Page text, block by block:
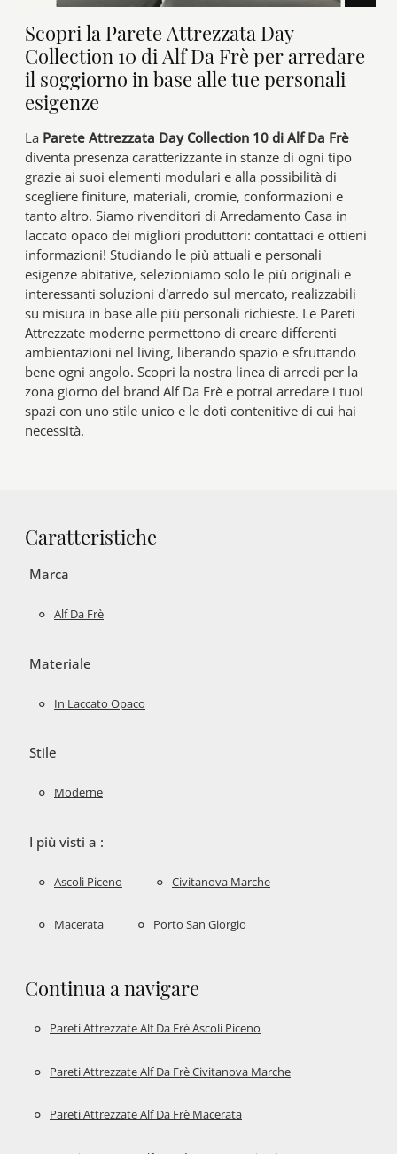
Scopri la Parete Attrezzata Day
Collection 10 di Alf Da Frè per arredare
il soggiorno in base alle tue personali
esigenze
La Parete Attrezzata Day Collection 10 di Alf Da Frè
diventa presenza caratterizzante in stanze di ogni tipo
grazie ai suoi elementi modulari e alla possibilità di
scegliere finiture, materiali, cromie, conformazioni e
tanto altro. Siamo rivenditori di Arredamento Casa in
laccato opaco dei migliori produttori: contattaci e ottieni
informazioni! Studiando le più attuali e personali
esigenze abitative, selezioniamo solo le più originali e
interessanti soluzioni d’arredo sul mercato, realizzabili
su misura in base alle più personali richieste. Le Pareti
Attrezzate moderne permettono di creare differenti
ambientazioni nel living, liberando spazio e sfruttando
bene ogni angolo. Scopri la nostra linea di arredi per la
zona giorno del brand Alf Da Frè e potrai arredare i tuoi
spazi con uno stile unico e le doti contenitive di cui hai
necessità.
Caratteristiche
Marca
Alf Da Frè
Materiale
In Laccato Opaco
Stile
Moderne
I più visti a :
Ascoli Piceno Civitanova Marche
Macerata Porto San Giorgio
Continua a navigare
Pareti Attrezzate Alf Da Frè Ascoli Piceno
Pareti Attrezzate Alf Da Frè Civitanova Marche
Pareti Attrezzate Alf Da Frè Macerata